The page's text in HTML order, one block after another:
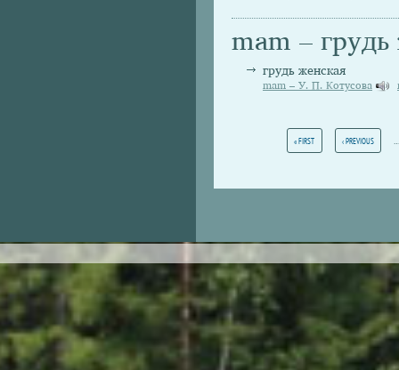
mam – грудь
грудь женская
mam – У. П. Котусова
« FIRST ‹ PREVIOUS